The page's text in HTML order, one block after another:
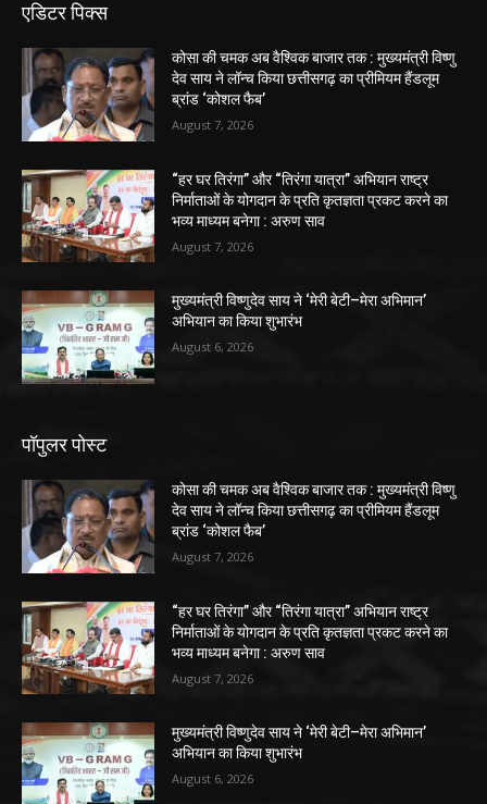
एडिटर पिक्स
कोसा की चमक अब वैश्विक बाजार तक : मुख्यमंत्री विष्णु
देव साय ने लॉन्च किया छत्तीसगढ़ का प्रीमियम हैंडलूम
ब्रांड ‘कोशल फैब’
August 7, 2026
“हर घर तिरंगा” और “तिरंगा यात्रा” अभियान राष्ट्र
निर्माताओं के योगदान के प्रति कृतज्ञता प्रकट करने का
भव्य माध्यम बनेगा : अरुण साव
August 7, 2026
मुख्यमंत्री विष्णुदेव साय ने ‘मेरी बेटी–मेरा अभिमान’
अभियान का किया शुभारंभ
August 6, 2026
पॉपुलर पोस्ट
कोसा की चमक अब वैश्विक बाजार तक : मुख्यमंत्री विष्णु
देव साय ने लॉन्च किया छत्तीसगढ़ का प्रीमियम हैंडलूम
ब्रांड ‘कोशल फैब’
August 7, 2026
“हर घर तिरंगा” और “तिरंगा यात्रा” अभियान राष्ट्र
निर्माताओं के योगदान के प्रति कृतज्ञता प्रकट करने का
भव्य माध्यम बनेगा : अरुण साव
August 7, 2026
मुख्यमंत्री विष्णुदेव साय ने ‘मेरी बेटी–मेरा अभिमान’
अभियान का किया शुभारंभ
August 6, 2026